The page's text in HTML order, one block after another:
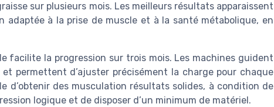
sur plusieurs mois. Les meilleurs résultats apparaissent
adaptée à la prise de muscle et à la santé métabolique, en
facilite la progression sur trois mois. Les machines guident
permettent d’ajuster précisément la charge pour chaque
d’obtenir des musculation résultats solides, à condition de
logique et de disposer d’un minimum de matériel.